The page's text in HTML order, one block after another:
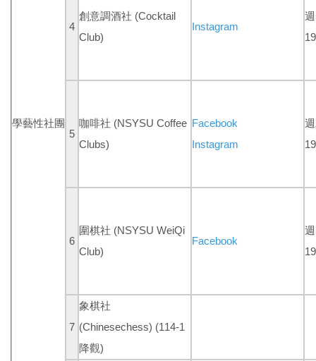
學藝性社團
4
創意調酒社 (Cocktail
Club)
Instagram
5
咖啡社 (NSYSU Coffee
Clubs)
Facebook
Instagram
6
圍棋社 (NSYSU WeiQi
Club)
Facebook
7
象棋社
(Chinesechess) (114-1
降觀)